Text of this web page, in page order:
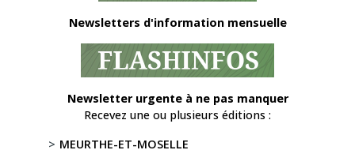
Newsletters d'information mensuelle
Newsletter urgente à ne pas manquer
Recevez une ou plusieurs éditions :
MEURTHE-ET-MOSELLE